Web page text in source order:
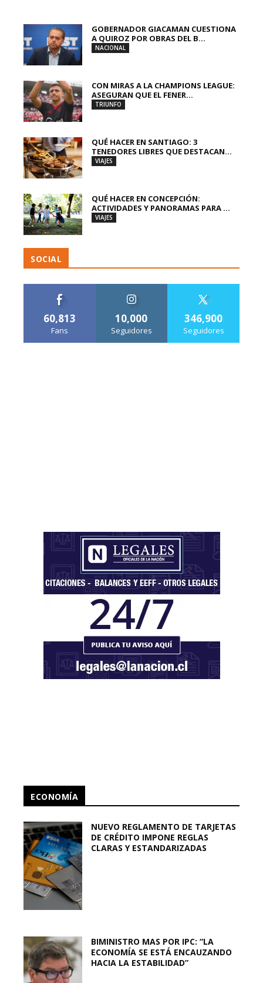
GOBERNADOR GIACAMAN CUESTIONA
A QUIROZ POR OBRAS DEL B...
NACIONAL
CON MIRAS A LA CHAMPIONS LEAGUE:
ASEGURAN QUE EL FENER...
TRIUNFO
QUÉ HACER EN SANTIAGO: 3
TENEDORES LIBRES QUE DESTACAN...
VIAJES
QUÉ HACER EN CONCEPCIÓN:
ACTIVIDADES Y PANORAMAS PARA ...
VIAJES
SOCIAL
60,813
Fans
10,000
Seguidores
346,900
Seguidores
ECONOMÍA
NUEVO REGLAMENTO DE TARJETAS
DE CRÉDITO IMPONE REGLAS
CLARAS Y ESTANDARIZADAS
BIMINISTRO MAS POR IPC: “LA
ECONOMÍA SE ESTÁ ENCAUZANDO
HACIA LA ESTABILIDAD”